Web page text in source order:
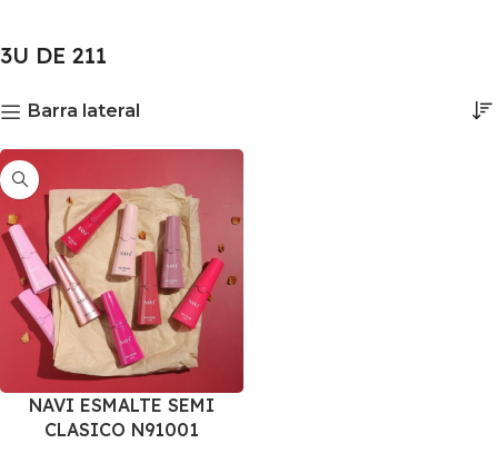
3U DE 211
Barra lateral
NAVI ESMALTE SEMI
CLASICO N91001